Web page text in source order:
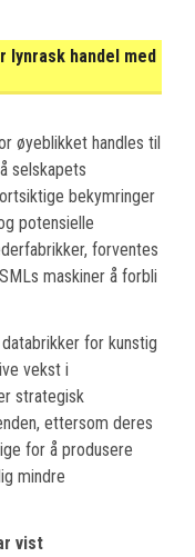
lynrask handel med
øyeblikket handles til
selskapets
bekymringer
potensielle
forventes
maskiner å forbli
for kunstig
vekst i
strategisk
ettersom deres
for å produsere
mindre
vist